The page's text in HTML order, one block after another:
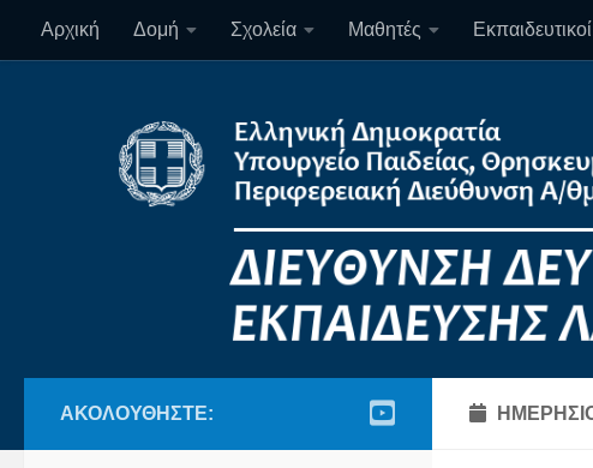
Skip to content
Αρχική Δομή Σχολεία Μαθητές Εκπαιδευτικοί
ΑΚΟΛΟΥΘΉΣΤΕ: